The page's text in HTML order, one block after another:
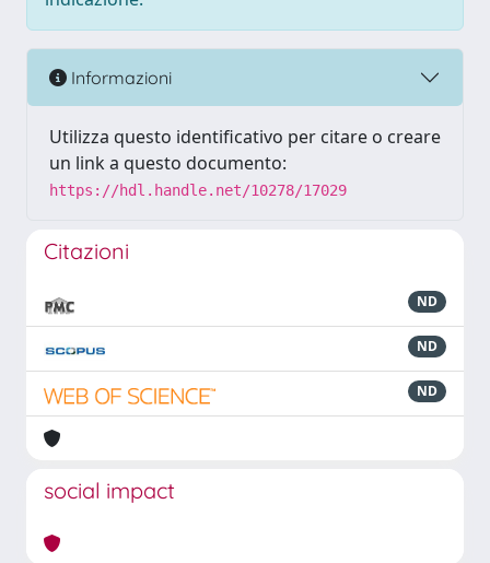
Informazioni
Utilizza questo identificativo per citare o creare
un link a questo documento:
https://hdl.handle.net/10278/17029
Citazioni
ND
ND
ND
social impact